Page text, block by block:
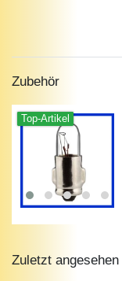
Zubehör
Top-Artikel
Zuletzt angesehen